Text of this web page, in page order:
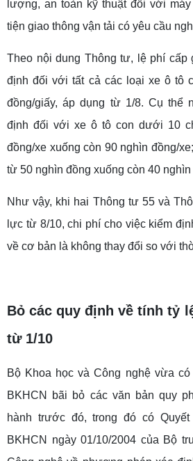
lượng, an toàn kỹ thuật đối với
tiện giao thông vận tải có yêu cầu
Theo nội dung Thông tư, lệ phí cấp
định đối với tất cả các loại xe ô tô
đồng/giấy, áp dụng từ 1/8. Cụ thể
định đối với xe ô tô con dưới 10
đồng/xe xuống còn 90 nghìn đồng/
từ 50 nghìn đồng xuống còn 40 nghìn
Như vậy, khi hai Thông tư 55 và
lực từ 8/10, chi phí cho việc kiểm
về cơ bản là không thay đổi so với
Bỏ các quy định về tính tỷ
từ 1/10
Bộ Khoa học và Công nghệ vừa có
BKHCN bãi bỏ các văn bản quy
hành trước đó, trong đó có
BKHCN ngày 01/10/2004 của Bộ